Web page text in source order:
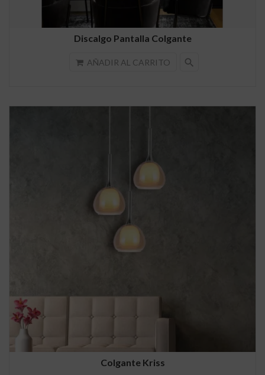
Discalgo Pantalla Colgante
AÑADIR AL CARRITO search
Colgante Kriss